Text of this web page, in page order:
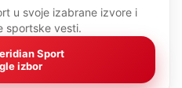
u svoje izabrane izvore i
sportske vesti.
Sport
izbor